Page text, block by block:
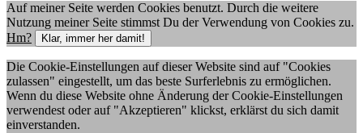
Auf meiner Seite werden Cookies benutzt. Durch die weitere
Nutzung meiner Seite stimmst Du der Verwendung von Cookies zu.
Hm?
Klar, immer her damit!
Die Cookie-Einstellungen auf dieser Website sind auf "Cookies
zulassen" eingestellt, um das beste Surferlebnis zu ermöglichen.
Wenn du diese Website ohne Änderung der Cookie-Einstellungen
verwendest oder auf "Akzeptieren" klickst, erklärst du sich damit
einverstanden.